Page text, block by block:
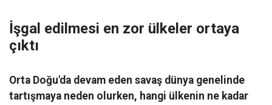
İşgal edilmesi en zor ülkeler ortaya
çıktı
Orta Doğu'da devam eden savaş dünya genelinde
tartışmaya neden olurken, hangi ülkenin ne kadar